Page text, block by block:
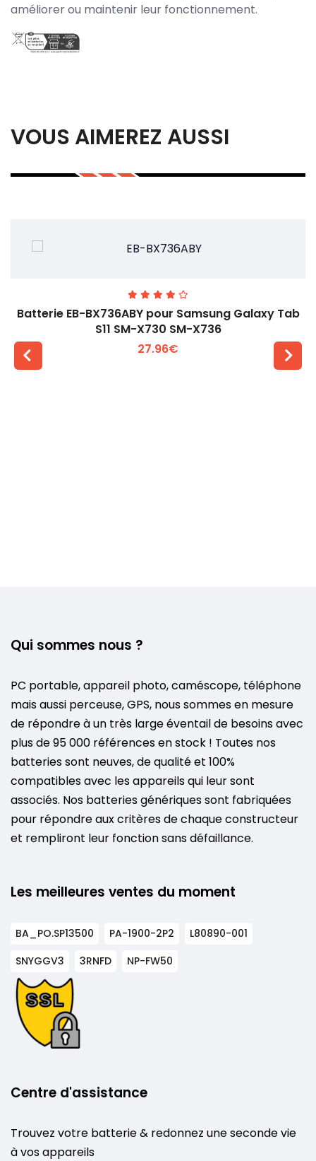
améliorer ou maintenir leur fonctionnement.
VOUS AIMEREZ AUSSI
Batterie EB-BX736ABY pour Samsung Galaxy Tab
S11 SM-X730 SM-X736
27.96€
Qui sommes nous ?
PC portable, appareil photo, caméscope, téléphone
mais aussi perceuse, GPS, nous sommes en mesure
de répondre à un très large éventail de besoins avec
plus de 95 000 références en stock ! Toutes nos
batteries sont neuves, de qualité et 100%
compatibles avec les appareils qui leur sont
associés. Nos batteries génériques sont fabriquées
pour répondre aux critères de chaque constructeur
et rempliront leur fonction sans défaillance.
Les meilleures ventes du moment
BA_PO.SP13500 PA-1900-2P2
L80890-001
SNYGGV3
3RNFD NP-FW50
Centre d'assistance
Trouvez votre batterie & redonnez une seconde vie
à vos appareils